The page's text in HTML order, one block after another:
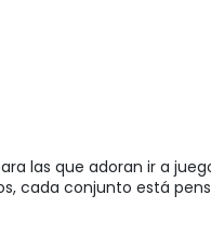
las que adoran ir a
cada conjunto está